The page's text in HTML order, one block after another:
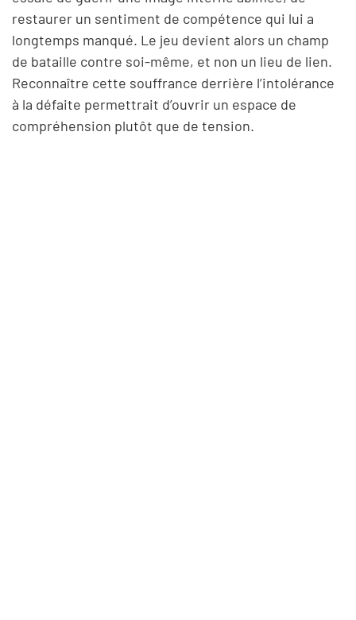
restaurer un sentiment de compétence qui lui a
longtemps manqué. Le jeu devient alors un champ
de bataille contre soi-même, et non un lieu de lien.
Reconnaître cette souffrance derrière l’intolérance
à la défaite permettrait d’ouvrir un espace de
compréhension plutôt que de tension.